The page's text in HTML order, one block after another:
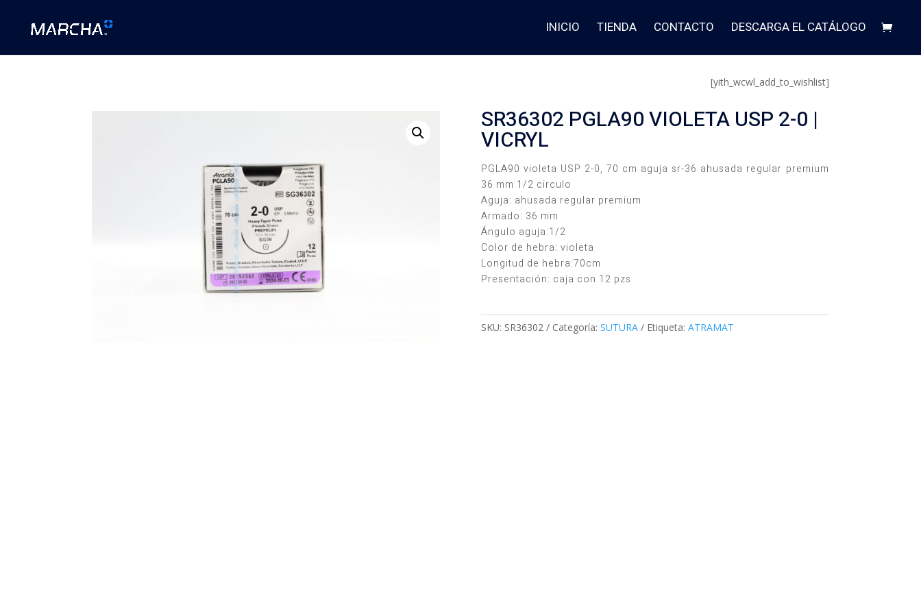
INICIO TIENDA CONTACTO DESCARGA EL CATÁLOGO
[yith_wcwl_add_to_wishlist]
SR36302 PGLA90 VIOLETA USP 2-0 |
VICRYL
PGLA90 violeta USP 2-0, 70 cm aguja sr-36 ahusada regular premium
36 mm 1/2 circulo
Aguja: ahusada regular premium
Armado: 36 mm
Ángulo aguja:1/2
Color de hebra: violeta
Longitud de hebra:70cm
Presentación: caja con 12 pzs
SKU: SR36302 Categoría: SUTURA Etiqueta: ATRAMAT